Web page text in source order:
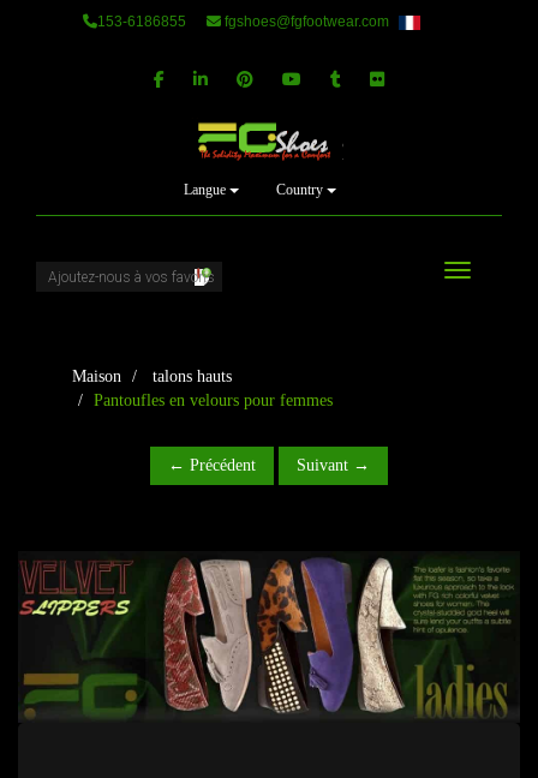
153-6186855 fgshoes@fgfootwear.com
Langue Country
Basculer la
Maison
talons hauts
Pantoufles en velours pour femmes
← Précédent Suivant →